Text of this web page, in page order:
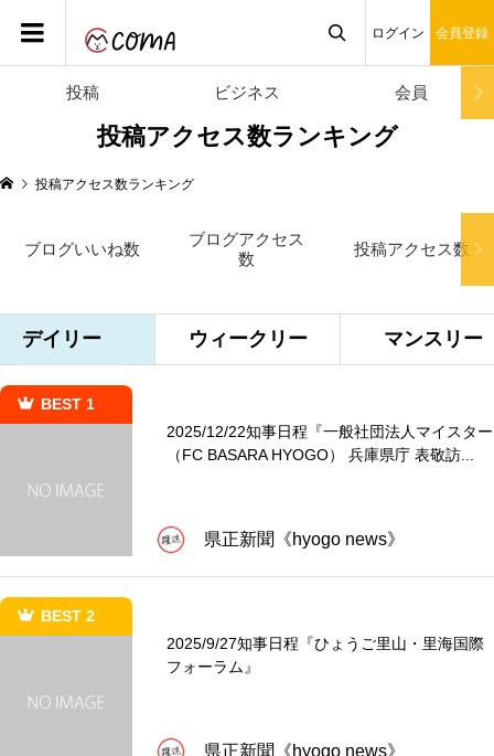
ログイン 会員登録
投稿 ビジネス 会員
投稿アクセス数ランキング
投稿アクセス数ランキング
ブログいいね数
ブログアクセス
数
投稿アクセス数
デイリー ウィークリー マンスリー
BEST 1
2025/12/22知事日程『一般社団法人マイスター
（FC BASARA HYOGO） 兵庫県庁 表敬訪...
県正新聞《hyogo news》
BEST 2
2025/9/27知事日程『ひょうご里山・里海国際
フォーラム』
県正新聞《hyogo news》